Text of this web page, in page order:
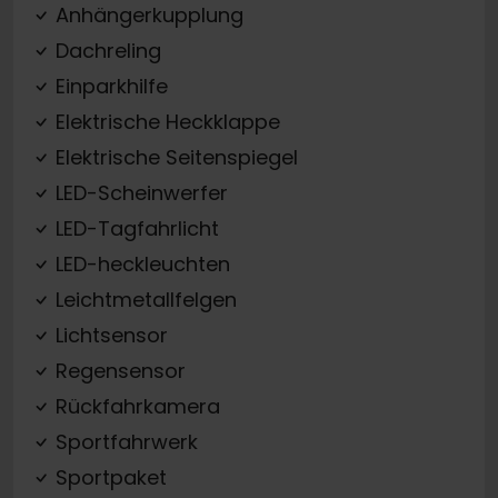
Anhängerkupplung
Dachreling
Einparkhilfe
Elektrische Heckklappe
Elektrische Seitenspiegel
LED-Scheinwerfer
LED-Tagfahrlicht
LED-heckleuchten
Leichtmetallfelgen
Lichtsensor
Regensensor
Rückfahrkamera
Sportfahrwerk
Sportpaket